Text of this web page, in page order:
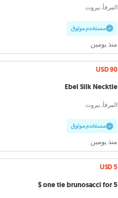
المرفأ, بيروت
مستخدم موثوق
منذ يومين
USD 90
Ebel Silk Necktie
المرفأ, بيروت
مستخدم موثوق
منذ يومين
USD 5
one tie brunosacci for 5 $